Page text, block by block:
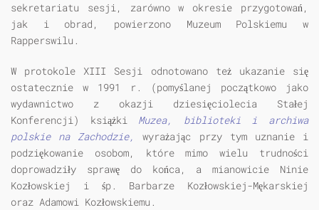
sekretariatu sesji, zarówno w okresie przygotowań,
jak i obrad, powierzono Muzeum Polskiemu w
Rapperswilu.
W protokole XIII Sesji odnotowano też ukazanie się
ostatecznie w 1991 r. (pomyślanej początkowo jako
wydawnictwo z okazji dziesięciolecia Stałej
Konferencji) książki Muzea, biblioteki i archiwa
polskie na Zachodzie,wyrażając przy tym uznanie i
podziękowanie osobom, które mimo wielu trudności
doprowadziły sprawę do końca, a mianowicie Ninie
Kozłowskiej i śp. Barbarze Kozłowskiej-Mękarskiej
oraz Adamowi Kozłowskiemu.